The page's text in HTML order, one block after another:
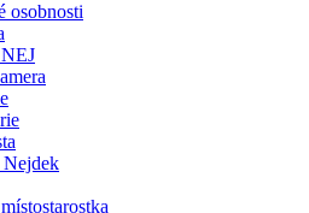
osobnosti
Nejdek